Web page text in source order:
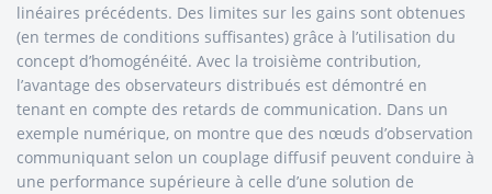
linéaires précédents. Des limites sur les gains sont obtenues
(en termes de conditions suffisantes) grâce à l’utilisation du
concept d’homogénéité. Avec la troisième contribution,
l’avantage des observateurs distribués est démontré en
tenant en compte des retards de communication. Dans un
exemple numérique, on montre que des nœuds d’observation
communiquant selon un couplage diffusif peuvent conduire à
une performance supérieure à celle d’une solution de